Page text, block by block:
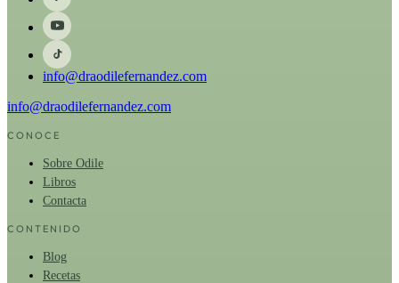
info@draodilefernandez.com
info@draodilefernandez.com
CONOCE
Sobre Odile
Libros
Contacta
CONTENIDO
Blog
Recetas